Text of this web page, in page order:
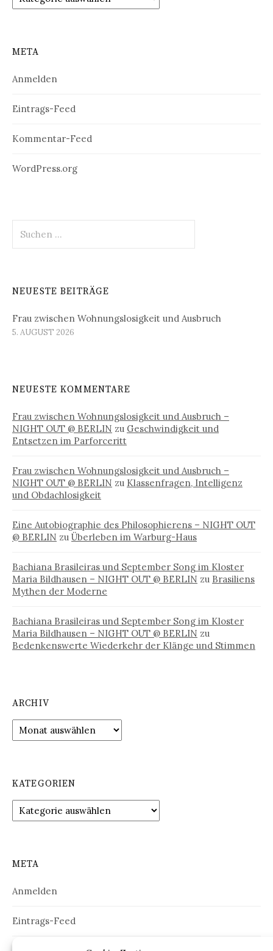
META
Anmelden
Eintrags-Feed
Kommentar-Feed
WordPress.org
nach:
NEUESTE BEITRÄGE
Frau zwischen Wohnungslosigkeit und Ausbruch
5. AUGUST 2026
NEUESTE KOMMENTARE
Frau zwischen Wohnungslosigkeit und Ausbruch –
NIGHT OUT @ BERLIN zu Geschwindigkeit und
Entsetzen im Parforceritt
Frau zwischen Wohnungslosigkeit und Ausbruch –
NIGHT OUT @ BERLIN zu Klassenfragen, Intelligenz
und Obdachlosigkeit
Eine Autobiographie des Philosophierens – NIGHT OUT
@ BERLIN zu Überleben im Warburg-Haus
Bachiana Brasileiras und September Song im Kloster
Maria Bildhausen – NIGHT OUT @ BERLIN zu Brasiliens
Mythen der Moderne
Bachiana Brasileiras und September Song im Kloster
Maria Bildhausen – NIGHT OUT @ BERLIN zu
Bedenkenswerte Wiederkehr der Klänge und Stimmen
ARCHIV
Archiv
KATEGORIEN
Kategorien
META
Anmelden
Eintrags-Feed